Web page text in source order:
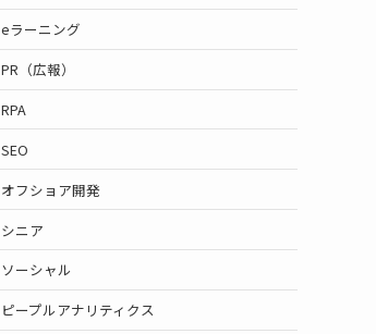
eラーニング
PR（広報）
RPA
SEO
オフショア開発
シニア
ソーシャル
ピープルアナリティクス